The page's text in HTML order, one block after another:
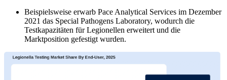
Beispielsweise erwarb Pace Analytical Services im Dezember
2021 das Special Pathogens Laboratory, wodurch die
Testkapazitäten für Legionellen erweitert und die
Marktposition gefestigt wurden.